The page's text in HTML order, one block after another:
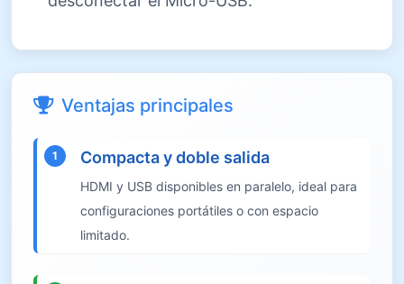
Ventajas principales
1 Compacta y doble salida
HDMI y USB disponibles en paralelo, ideal para
configuraciones portátiles o con espacio
limitado.